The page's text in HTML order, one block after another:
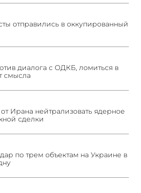
отправились в оккупированный
диалога с ОДКБ, ломиться в
смысла
Ирана нейтрализовать ядерное
сделки
по трем объектам на Украине в